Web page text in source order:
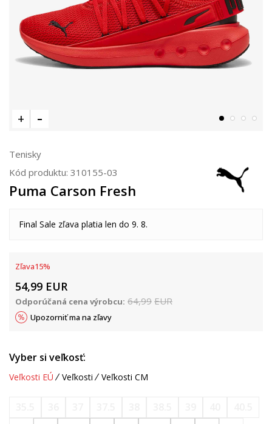
Tenisky
Kód produktu: 310155-03
Puma Carson Fresh
Final Sale zľava platia len do 9. 8.
Zľava15%
54,99 EUR
Odporúčaná cena výrobcu: 64,99 EUR
Upozorniť ma na zľavy
Vyber si veľkosť:
Veľkosti EÚ Veľkosti Veľkosti CM